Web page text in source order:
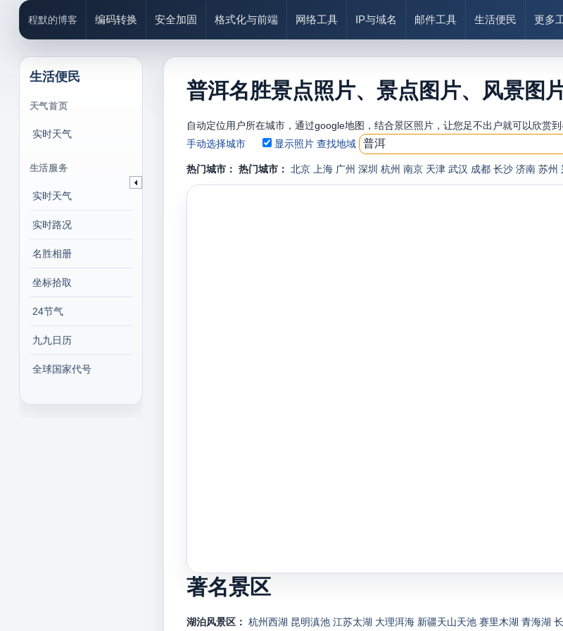
程默的博客 编码转换 安全加固 格式化与前端 网络工具 IP与域名 邮件工具 生活便民 更多
生活便民
天气首页
实时天气
生活服务
实时天气
实时路况
名胜相册
坐标拾取
24节气
九九日历
全球国家代号
普洱名胜景点照片、景点图片、风景图
自动定位用户所在城市，通过google地图，结合景区照片，让您足不出户就可以欣赏
手动选择城市
显示照片 查找地域
热门城市： 热门城市： 北京 上海 广州 深圳 杭州 南京 天津 武汉 成都 长沙 济南 苏州
著名景区
湖泊风景区： 杭州西湖 昆明滇池 江苏太湖 大理洱海 新疆天山天池 赛里木湖 青海湖